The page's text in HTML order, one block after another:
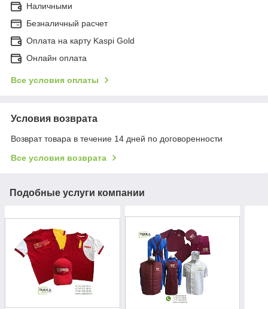
Наличными
Безналичный расчет
Оплата на карту Kaspi Gold
Онлайн оплата
Все условия оплаты
Условия возврата
Возврат товара в течение 14 дней по договоренности
Все условия возврата
Подобные услуги компании